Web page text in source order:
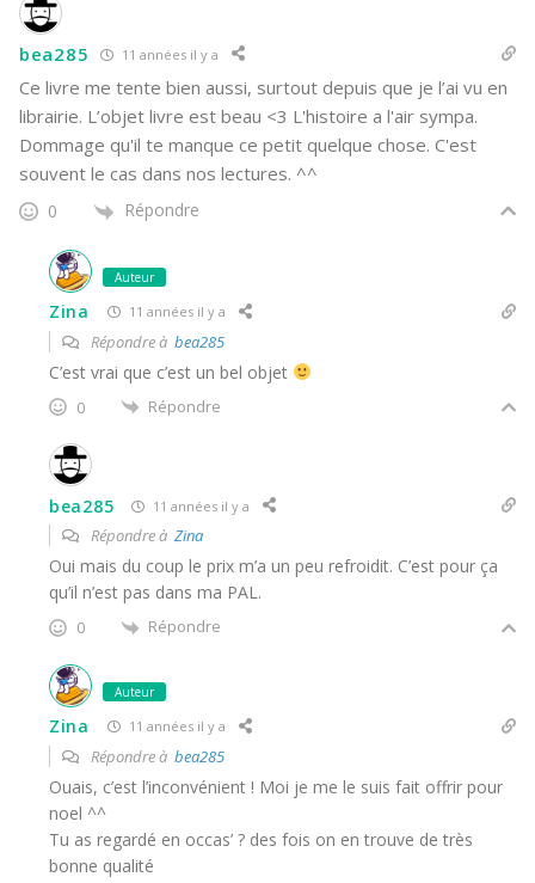
bea285 11 années il y a
Ce livre me tente bien aussi, surtout depuis que je l’ai vu en
librairie. L’objet livre est beau <3 L'histoire a l'air sympa.
Dommage qu'il te manque ce petit quelque chose. C'est
souvent le cas dans nos lectures. ^^
0 Répondre
Auteur
Zina 11 années il y a
Répondre à bea285
C’est vrai que c’est un bel objet
0 Répondre
bea285 11 années il y a
Répondre à Zina
Oui mais du coup le prix m’a un peu refroidit. C’est pour ça
qu’il n’est pas dans ma PAL.
0 Répondre
Auteur
Zina 11 années il y a
Répondre à bea285
Ouais, c’est l’inconvénient ! Moi je me le suis fait offrir pour
noel ^^
Tu as regardé en occas’ ? des fois on en trouve de très
bonne qualité